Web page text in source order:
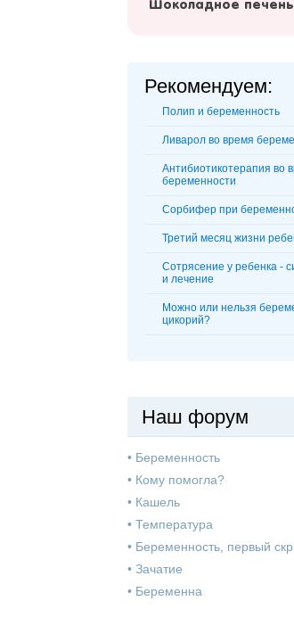
Шоколадное
Рекомендуем:
Полип и беременность
Ливарол во время
Антибиотикотерапия во
беременности
Сорбифер при
Третий месяц жизни
Сотрясение у ребенка -
и лечение
Можно или нельзя
цикорий?
Наш форум
• Беременность
• Кому помогла?
• Кашель
• Температура
• Беременность, первый
• Зачатие
• Беременна